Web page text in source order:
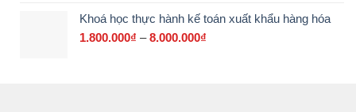
1.800.000₫
Khoá học thực hành kế toán xuất khẩu hàng hóa
1.800.000₫ – 8.000.000₫